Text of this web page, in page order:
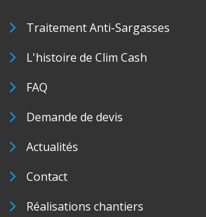
Traitement Anti-Sargasses
L'histoire de Clim Cash
FAQ
Demande de devis
Actualités
Contact
Réalisations chantiers